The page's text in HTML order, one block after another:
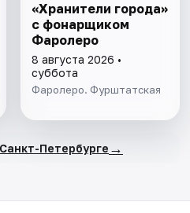
«Хранители города»
с фонарщиком
Фаролеро
8 августа 2026 •
суббота
Фаролеро. Фурштатская
Петербурге →